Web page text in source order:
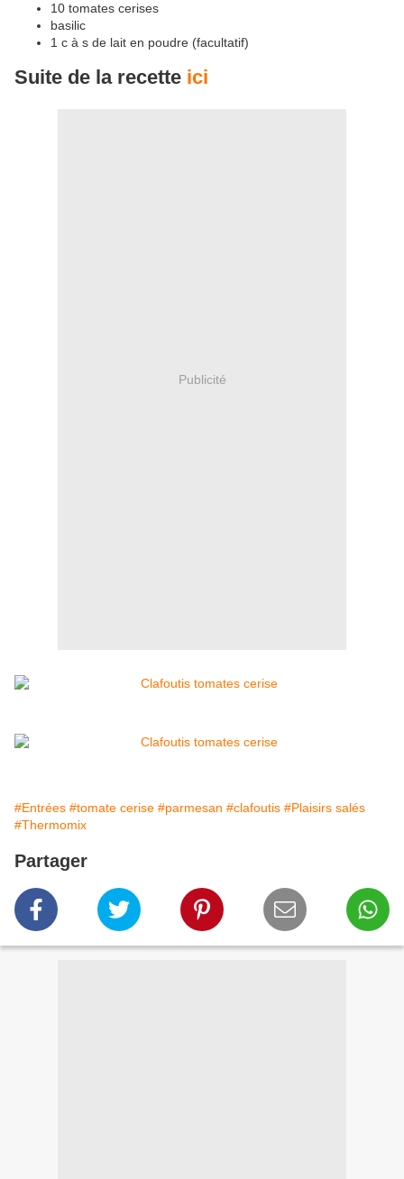
10 tomates cerises
basilic
1 c à s de lait en poudre (facultatif)
Suite de la recette ici
Publicité
#Entrées #tomate cerise #parmesan #clafoutis #Plaisirs salés
#Thermomix
Partager